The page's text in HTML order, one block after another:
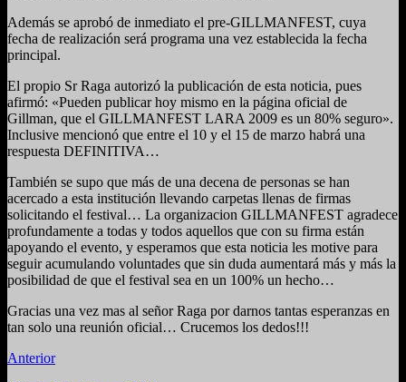
Además se aprobó de inmediato el pre-GILLMANFEST, cuya
fecha de realización será programa una vez establecida la fecha
principal.
El propio Sr Raga autorizó la publicación de esta noticia, pues
afirmó: «Pueden publicar hoy mismo en la página oficial de
Gillman, que el GILLMANFEST LARA 2009 es un 80% seguro».
Inclusive mencionó que entre el 10 y el 15 de marzo habrá una
respuesta DEFINITIVA…
También se supo que más de una decena de personas se han
acercado a esta institución llevando carpetas llenas de firmas
solicitando el festival… La organizacion GILLMANFEST agradece
profundamente a todas y todos aquellos que con su firma están
apoyando el evento, y esperamos que esta noticia les motive para
seguir acumulando voluntades que sin duda aumentará más y más la
posibilidad de que el festival sea en un 100% un hecho…
Gracias una vez mas al señor Raga por darnos tantas esperanzas en
tan solo una reunión oficial… Crucemos los dedos!!!
Anterior